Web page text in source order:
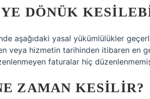
DÖNÜK
aşağıdaki yasal yükümlülükler
veya hizmetin tarihinden itibaren en
faturalar hiç düzenlenmemiş
ZAMAN KESILIR?